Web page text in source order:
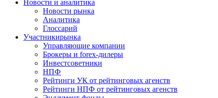
Новости и аналитика
Новости рынка
Аналитика
Глоссарий
Участникирынка
Управляющие компании
Брокеры и forex-дилеры
Инвестсоветники
НПФ
Рейтинги УК от рейтинговых агенств
Рейтинги НПФ от рейтинговых агенств